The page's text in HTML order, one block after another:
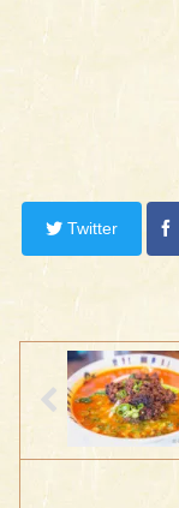
Twitter